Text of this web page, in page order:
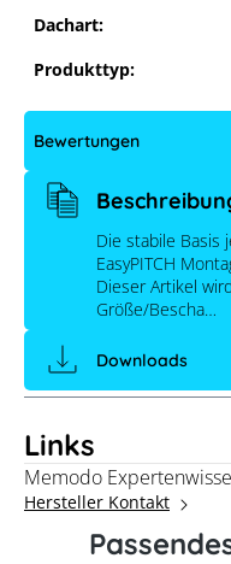
Alumero
37 (4,8m)
Dachart:
Produkttyp:
Links
Memodo
Hersteller Kontakt
Bewertungen
Die stabile Basis
EasyPITCH
Dieser Artikel
Größe/Bescha…
Downloads